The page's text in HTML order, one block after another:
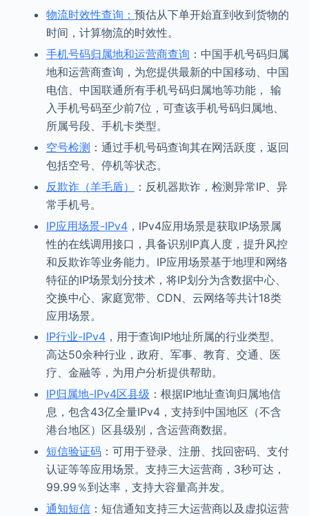
物流时效性查询： 预估从下单开始直到收到货物的
时间，计算物流的时效性。
手机号码归属地和运营商查询 ：中国手机号码归属
地和运营商查询，为您提供最新的中国移动、中国
电信、中国联通所有手机号码归属地等功能， 输
入手机号码至少前7位，可查该手机号码归属地、
所属号段、手机卡类型。
空号检测 ：通过手机号码查询其在网活跃度，返回
包括空号、停机等状态。
反欺诈（羊毛盾）
：反机器欺诈，检测异常IP、异
常手机号。
IP应用场景-IPv4，IPv4应用场景是获取IP场景属
性的在线调用接口，具备识别IP真人度，提升风控
和反欺诈等业务能力。IP应用场景基于地理和网络
特征的IP场景划分技术，将IP划分为含数据中心、
交换中心、家庭宽带、CDN、云网络等共计18类
应用场景。
IP行业-IPv4，用于查询IP地址所属的行业类型。
高达50余种行业，政府、军事、教育、交通、医
疗、金融等，为用户分析提供帮助。
IP归属地-IPv4区县级 ：根据IP地址查询归属地信
息，包含43亿全量IPv4，支持到中国地区（不含
港台地区）区县级别，含运营商数据。
短信验证码：可用于登录、注册、找回密码、支付
认证等等应用场景。支持三大运营商，3秒可达，
99.99％到达率，支持大容量高并发。
通知短信：短信通知支持三大运营商以及虚拟运营